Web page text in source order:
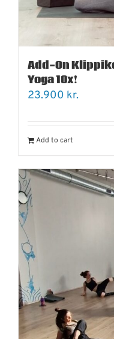
Add-On
Yoga 10x!
23.900 kr.
Add to cart